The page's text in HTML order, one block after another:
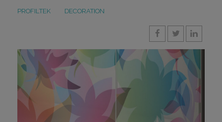
PROFILTEK DECORATION